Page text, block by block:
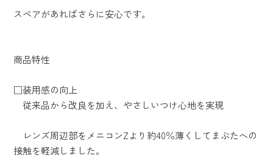
スペアがあればさらに安心です。
商品特性
□装用感の向上
従来品から改良を加え、やさしいつけ心地を実現
レンズ周辺部をメニコンZより約40％薄くしてまぶたへの
接触を軽減しました。